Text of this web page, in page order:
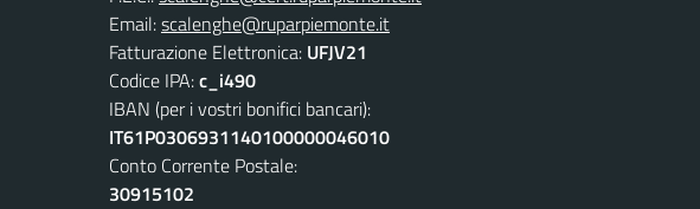
Email:scalenghe@ruparpiemonte.it
Fatturazione Elettronica: UFJV21
Codice IPA:c_i490
IBAN (per i vostri bonifici bancari):
IT61P0306931140100000046010
Conto Corrente Postale:
30915102